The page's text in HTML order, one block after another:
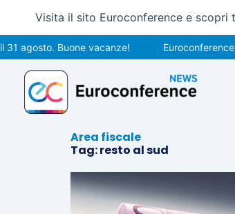
contenuto
Visita il sito Euroconference e scopri
agosto. Buone vacanze! Euroconference
Area fiscale
Tag: resto al sud